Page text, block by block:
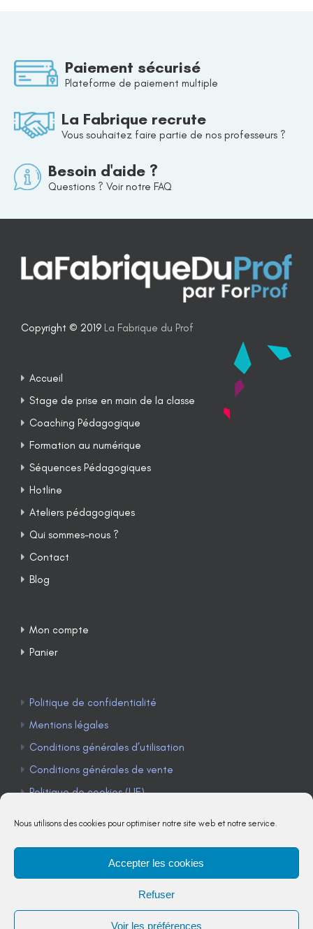
Nous utilisons des cookies pour optimiser notre site web et notre service.
Accepter les cookies
Refuser
Voir les préférences
Paiement sécurisé
Plateforme de paiement multiple
La Fabrique recrute
Vous souhaitez faire partie de nos professeurs ?
Besoin d'aide ?
Questions ? Voir notre FAQ
Copyright © 2019 La Fabrique du Prof
Accueil
Stage de prise en main de la classe
Coaching Pédagogique
Formation au numérique
Séquences Pédagogiques
Hotline
Ateliers pédagogiques
Qui sommes-nous ?
Contact
Blog
Mon compte
Panier
Politique de confidentialité
Mentions légales
Conditions générales d’utilisation
Conditions générales de vente
Politique de cookies (UE)
TÉLÉPHONE : 04 90 85 22 98